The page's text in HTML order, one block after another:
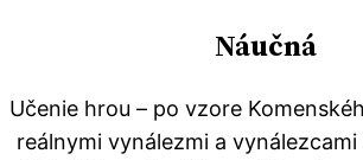
Náučná
Učenie hrou – po vzore
reálnymi vynálezmi a